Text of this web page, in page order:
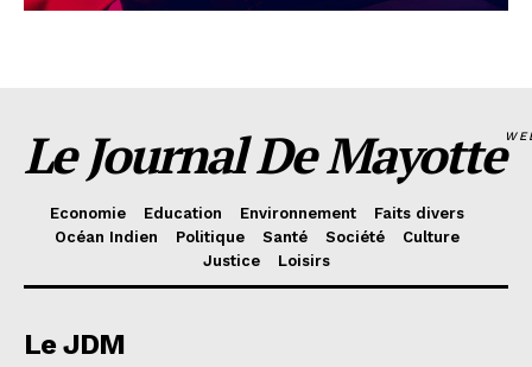
Le Journal De Mayotte
Economie Education Environnement
Faits divers
Océan Indien
Politique Santé Société
Culture
Justice
Loisirs
Le JDM